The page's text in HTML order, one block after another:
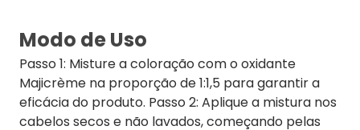
Modo de Uso
Passo 1: Misture a coloração com o oxidante
Majicrème na proporção de 1:1,5 para garantir a
eficácia do produto. Passo 2: Aplique a mistura nos
cabelos secos e não lavados, começando pelas